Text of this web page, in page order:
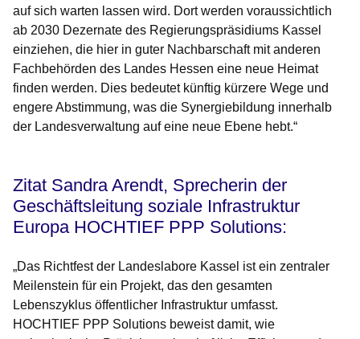
auf sich warten lassen wird. Dort werden voraussichtlich
ab 2030 Dezernate des Regierungspräsidiums Kassel
einziehen, die hier in guter Nachbarschaft mit anderen
Fachbehörden des Landes Hessen eine neue Heimat
finden werden. Dies bedeutet künftig kürzere Wege und
engere Abstimmung, was die Synergiebildung innerhalb
der Landesverwaltung auf eine neue Ebene hebt.“
Zitat Sandra Arendt, Sprecherin der
Geschäftsleitung soziale Infrastruktur
Europa HOCHTIEF PPP Solutions:
„Das Richtfest der Landeslabore Kassel ist ein zentraler
Meilenstein für ein Projekt, das den gesamten
Lebenszyklus öffentlicher Infrastruktur umfasst.
HOCHTIEF PPP Solutions beweist damit, wie